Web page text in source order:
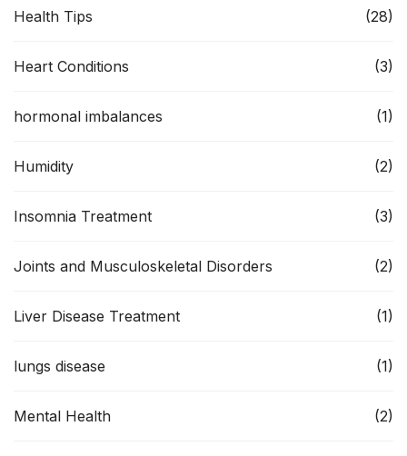
Health Tips (28)
Heart Conditions (3)
hormonal imbalances (1)
Humidity (2)
Insomnia Treatment (3)
Joints and Musculoskeletal Disorders (2)
Liver Disease Treatment (1)
lungs disease (1)
Mental Health (2)